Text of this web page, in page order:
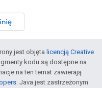
jest objęta licencją Creative
kodu są dostępne na
na ten temat zawierają
. Java jest zastrzeżonym